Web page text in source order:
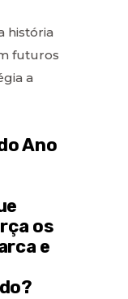
história
futuros
a
Ano
os
e